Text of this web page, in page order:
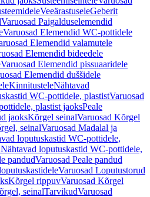
VeeärastuseleGeberit
Varuosad Paigalduselemendid
Varuosad Elemendid WC-pottidele
Elemendid valamutele
Elemendid bideedele
Varuosad Elemendid pissuaaridele
Elemendid duššidele
KinnitusteleNähtavad
WC-pottidele, plastistVaruosad
plastist jaoksPeale
jaoksKõrgel seinalVaruosad Kõrgel
seinalVaruosad Madalal ja
loputuskastid WC-pottidele,
loputuskastid WC-pottidele,
pandudVaruosad Peale pandud
Varuosad Loputustorud
Kõrgel rippuvVaruosad Kõrgel
seinalTarvikudVaruosad